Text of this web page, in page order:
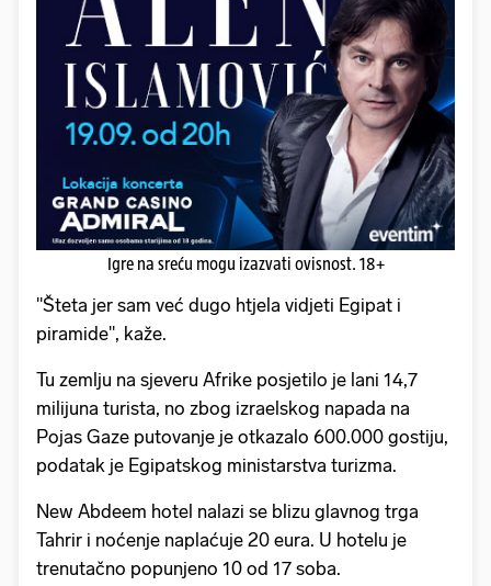
Igre na sreću mogu izazvati ovisnost. 18+
"Šteta jer sam već dugo htjela vidjeti Egipat i
piramide", kaže.
Tu zemlju na sjeveru Afrike posjetilo je lani 14,7
milijuna turista, no zbog izraelskog napada na
Pojas Gaze putovanje je otkazalo 600.000 gostiju,
podatak je Egipatskog ministarstva turizma.
New Abdeem hotel nalazi se blizu glavnog trga
Tahrir i noćenje naplaćuje 20 eura. U hotelu je
trenutačno popunjeno 10 od 17 soba.